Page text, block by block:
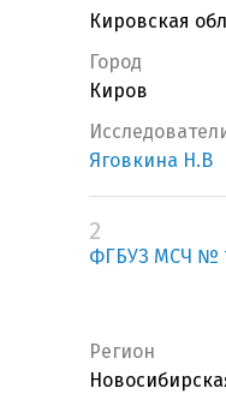
Кировская
Город
Киров
Яговкина Н.В
2
ФГБУЗ МСЧ №
Регион